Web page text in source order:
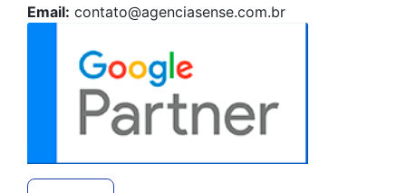
Email: contato@agenciasense.com.br